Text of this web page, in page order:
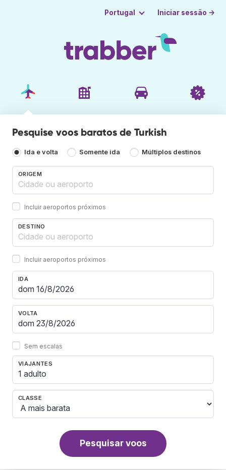
Portugal Iniciar sessão →
Pesquise voos baratos de Turkish
Ida e volta Somente ida Múltiplos destinos
ORIGEM
Incluir aeroportos próximos
DESTINO
Incluir aeroportos próximos
IDA
VOLTA
Sem escalas
VIAJANTES
1 adulto
CLASSE
Pesquisar voos